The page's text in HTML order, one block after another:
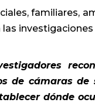
familiares,
las
de cámaras de
dónde